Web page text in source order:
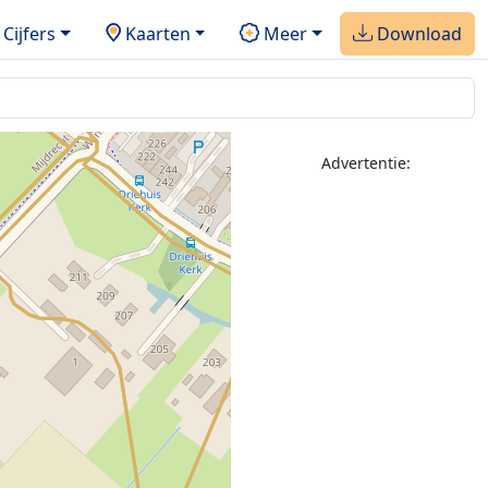
Cijfers Kaarten Meer Download
Advertentie: